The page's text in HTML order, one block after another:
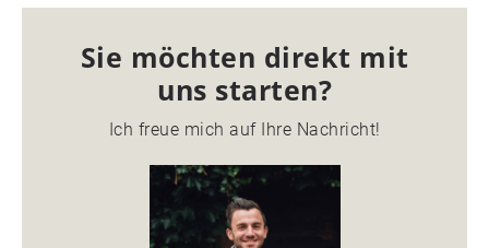
Sie möchten direkt mit
uns starten?
Ich freue mich auf Ihre Nachricht!